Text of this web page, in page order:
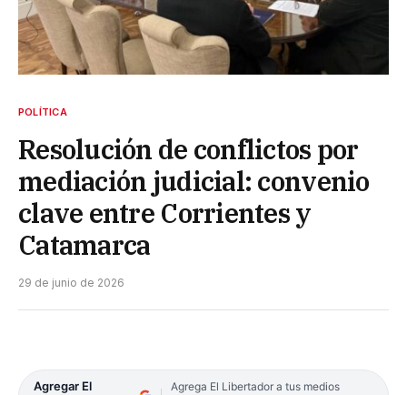
POLÍTICA
Resolución de conflictos por
mediación judicial: convenio
clave entre Corrientes y
Catamarca
29 de junio de 2026
Agregar El
Agrega El Libertador a tus medios